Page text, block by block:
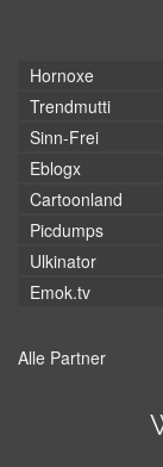
Hornoxe
Trendmutti
Sinn-Frei
Eblogx
Cartoonland
Picdumps
Ulkinator
Emok.tv
Alle Partner